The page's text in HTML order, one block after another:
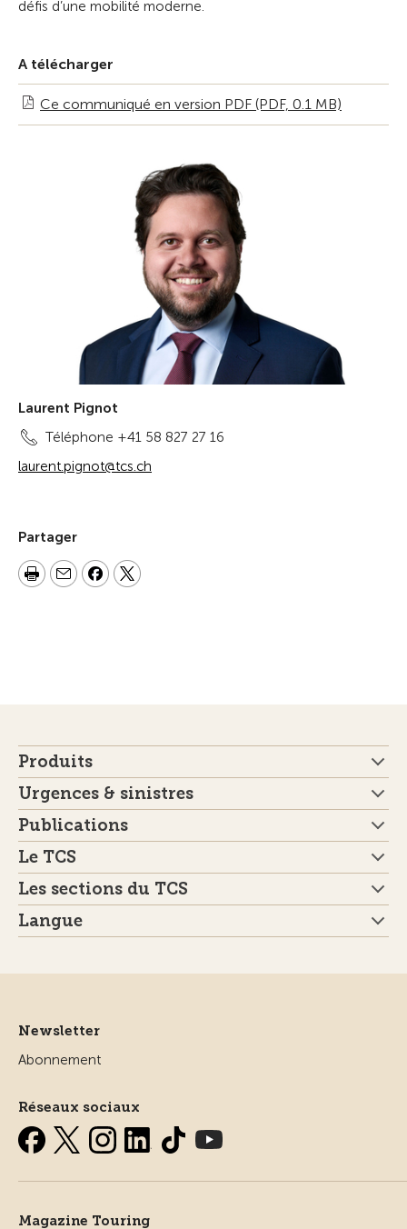
défis d’une mobilité moderne.
A télécharger
Ce communiqué en version PDF (PDF, 0.1 MB)
Laurent Pignot
Téléphone +41 58 827 27 16
laurent.pignot@tcs.ch
Partager
Produits
Urgences & sinistres
Publications
Le TCS
Les sections du TCS
Langue
Newsletter
Abonnement
Réseaux sociaux
Magazine Touring